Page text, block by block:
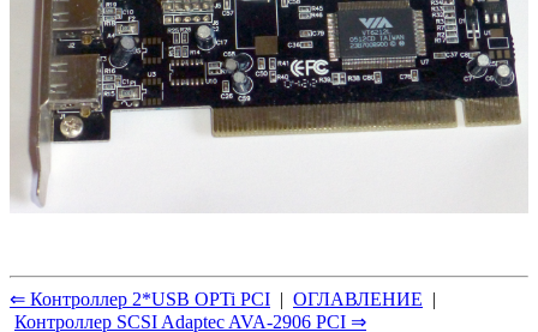
⇐ Контроллер 2*USB OPTi PCI | ОГЛАВЛЕНИЕ |
Контроллер SCSI Adaptec AVA-2906 PCI ⇒